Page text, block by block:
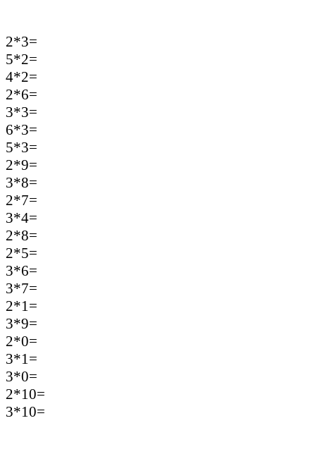
2*3=
5*2=
4*2=
2*6=
3*3=
6*3=
5*3=
2*9=
3*8=
2*7=
3*4=
2*8=
2*5=
3*6=
3*7=
2*1=
3*9=
2*0=
3*1=
3*0=
2*10=
3*10=